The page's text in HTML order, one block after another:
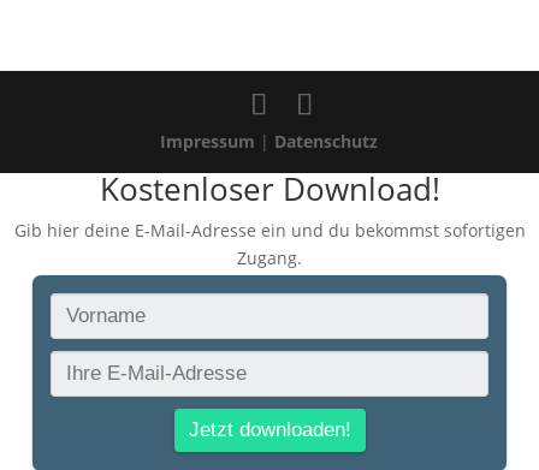
Impressum | Datenschutz
Kostenloser Download!
Gib hier deine E-Mail-Adresse ein und du bekommst sofortigen
Zugang.